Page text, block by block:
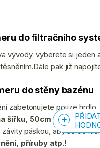
do filtračního
vývody, vyberete si jeden a
pak již
do stěny bazénu
zabetonujete pouze
šířku, 50cm na výšku)a
páskou, aby se do
příruby atp.!
PŘIDAT